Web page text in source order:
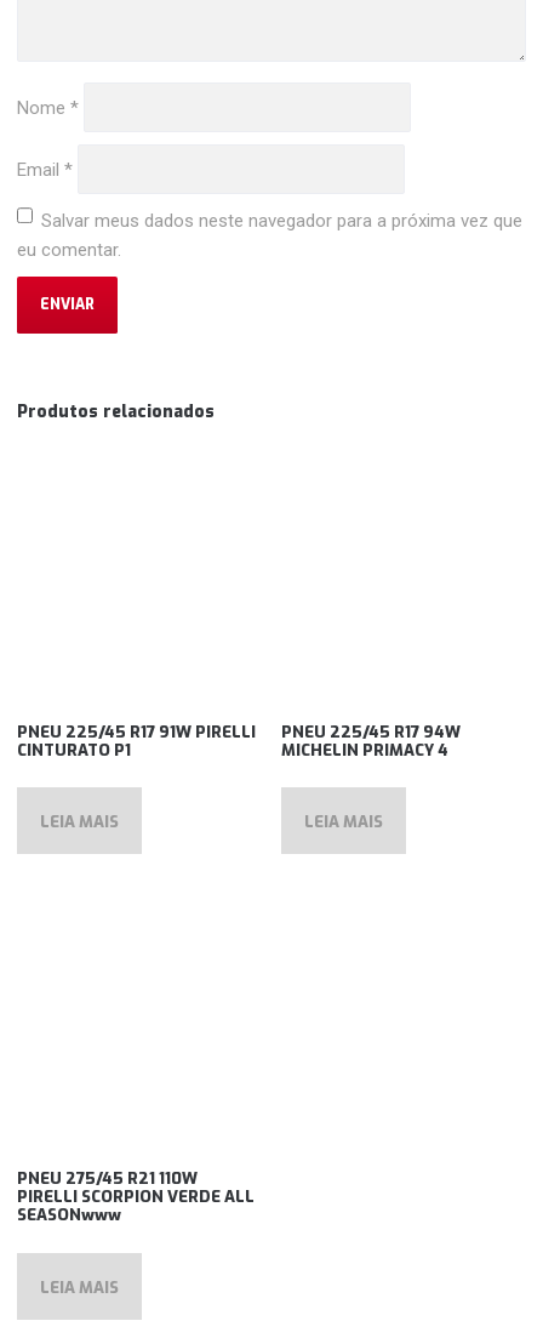
Nome*
Email*
Salvar meus dados neste navegador para a próxima vez que
eu comentar.
Produtos relacionados
PNEU 225/45 R17 91W PIRELLI
CINTURATO P1
LEIA MAIS
PNEU 225/45 R17 94W
MICHELIN PRIMACY 4
LEIA MAIS
PNEU 275/45 R21 110W
PIRELLI SCORPION VERDE ALL
SEASONwww
LEIA MAIS